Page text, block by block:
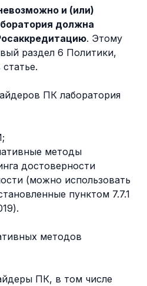
и (или)
должна
. Этому
раздел 6 Политики,
ПК лаборатория
методы
достоверности
(можно использовать
пунктом 7.7.1
методов
ПК, в том числе